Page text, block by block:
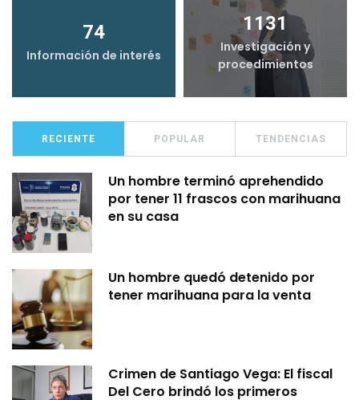
74
Información de interés
1131
Investigación y
procedimientos
RECIENTE POPULAR TENDENCIAS
Un hombre terminó aprehendido
por tener 11 frascos con marihuana
en su casa
Un hombre quedó detenido por
tener marihuana para la venta
Crimen de Santiago Vega: El fiscal
Del Cero brindó los primeros